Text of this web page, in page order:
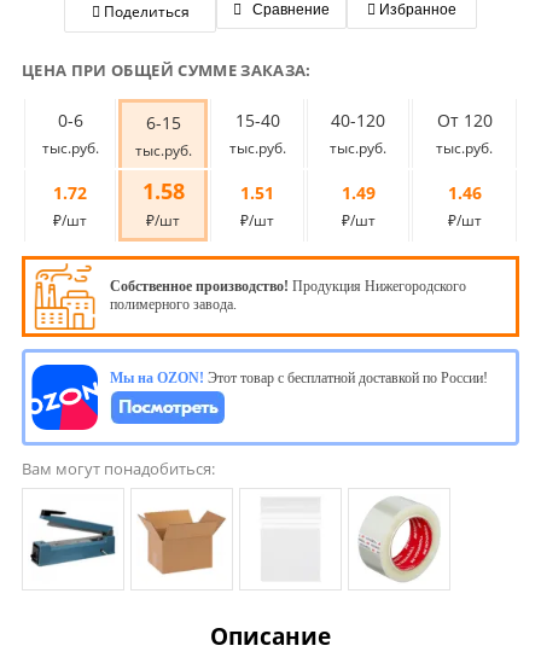
Поделиться Сравнение Избранное
ЦЕНА ПРИ ОБЩЕЙ СУММЕ ЗАКАЗА:
0-6
тыс.руб.
6-15
тыс.руб.
15-40
тыс.руб.
40-120
тыс.руб.
От 120
тыс.руб.
1.72
₽/шт
1.58
₽/шт
1.51
₽/шт
1.49
₽/шт
1.46
₽/шт
Собственное производство! Продукция Нижегородского
полимерного завода.
Мы на OZON! Этот товар с бесплатной доставкой по России!
Вам могут понадобиться:
Описание